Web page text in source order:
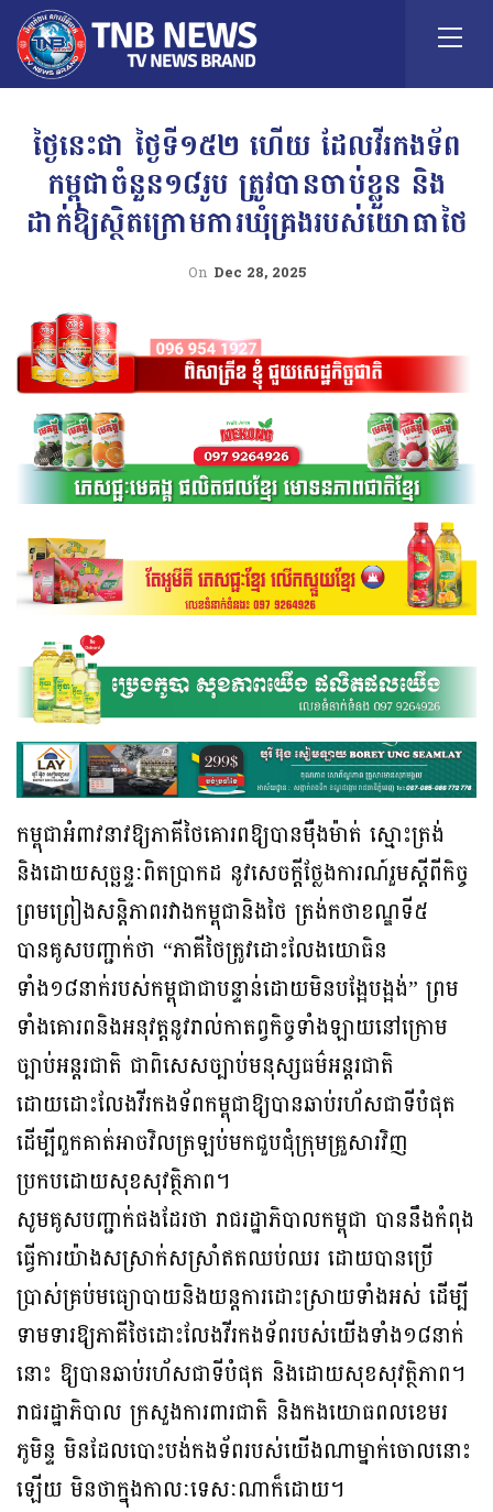
ថ្ងៃនេះជា ថ្ងៃទី១៥២ ហើយ ដែលវីរកងទ័ព
កម្ពុជាចំនួន១៨រូប ត្រូវបានចាប់ខ្លួន និង
ដាក់ឱ្យស្ថិតក្រោមការឃុំគ្រងរបស់យោធាថៃ
On Dec 28, 2025
កម្ពុជាអំពាវនាវឱ្យភាគីថៃគោរពឱ្យបានម៉ឺងម៉ាត់ ស្មោះត្រង់
និងដោយសុច្ឆន្ទៈពិតប្រាកដ នូវសេចក្តីថ្លែងការណ៍រួមស្តីពីកិច្ច
ព្រមព្រៀងសន្តិភាពរវាងកម្ពុជានិងថៃ ត្រង់កថាខណ្ឌទី៥
បានគូសបញ្ជាក់ថា “ភាគីថៃត្រូវដោះលែងយោធិន
ទាំង១៨នាក់របស់កម្ពុជាជាបន្ទាន់ដោយមិនបង្អែបង្អង់” ព្រម
ទាំងគោរពនិងអនុវត្តនូវរាល់កាតព្វកិច្ចទាំងឡាយនៅក្រោម
ច្បាប់អន្តរជាតិ ជាពិសេសច្បាប់មនុស្សធម៌អន្តរជាតិ
ដោយដោះលែងវីរកងទ័ពកម្ពុជាឱ្យបានឆាប់រហ័សជាទីបំផុត
ដើម្បីពួកគាត់អាចវិលត្រឡប់មកជួបជុំក្រុមគ្រួសារវិញ
ប្រកបដោយសុខសុវត្ថិភាព។
សូមគូសបញ្ជាក់ផងដែរថា រាជរដ្ឋាភិបាលកម្ពុជា បាននឹងកំពុង
ធ្វើការយ៉ាងសស្រាក់សស្រាំឥតឈប់ឈរ ដោយបានប្រើ
ប្រាស់គ្រប់មធ្យោបាយនិងយន្តការដោះស្រាយទាំងអស់ ដើម្បី
ទាមទារឱ្យភាគីថៃដោះលែងវីរកងទ័ពរបស់យើងទាំង១៨នាក់
នោះ ឱ្យបានឆាប់រហ័សជាទីបំផុត និងដោយសុខសុវត្ថិភាព។
រាជរដ្ឋាភិបាល ក្រសួងការពារជាតិ និងកងយោធពលខេមរ
ភូមិន្ទ មិនដែលបោះបង់កងទ័ពរបស់យើងណាម្នាក់ចោលនោះ
ឡើយ មិនថាក្នុងកាលៈទេសៈណាក៏ដោយ។